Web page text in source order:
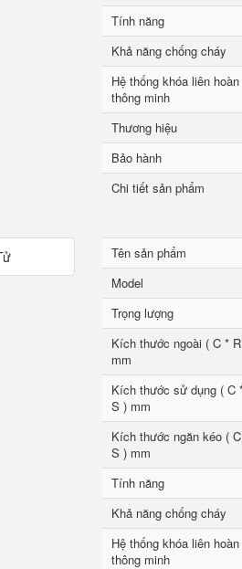
Tính năng
Khả năng chống cháy
Hệ thống khóa liên hoàn
thông minh
Thương hiệu
Bảo hành
Chi tiết sản phẩm
Tên sản phẩm
Model
Trọng lượng
Kích thước ngoài ( C *
mm
Kích thước sử dụng ( C
S ) mm
Kích thước ngăn kéo (
S ) mm
Tính năng
Khả năng chống cháy
Hệ thống khóa liên hoàn
thông minh